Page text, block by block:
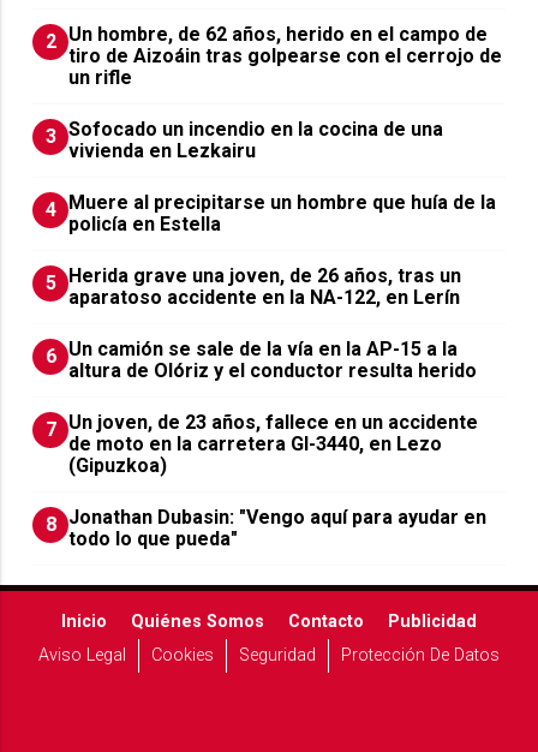
2 Un hombre, de 62 años, herido en el campo de
tiro de Aizoáin tras golpearse con el cerrojo de
un rifle
3 Sofocado un incendio en la cocina de una
vivienda en Lezkairu
4 Muere al precipitarse un hombre que huía de la
policía en Estella
5 Herida grave una joven, de 26 años, tras un
aparatoso accidente en la NA-122, en Lerín
6 Un camión se sale de la vía en la AP-15 a la
altura de Olóriz y el conductor resulta herido
7 Un joven, de 23 años, fallece en un accidente
de moto en la carretera GI-3440, en Lezo
(Gipuzkoa)
8 Jonathan Dubasin: "Vengo aquí para ayudar en
todo lo que pueda"
Inicio Quiénes Somos Contacto
Publicidad
Aviso Legal
Cookies Seguridad Protección De Datos